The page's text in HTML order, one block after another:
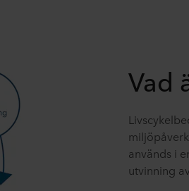
Vad
används i
utvinning